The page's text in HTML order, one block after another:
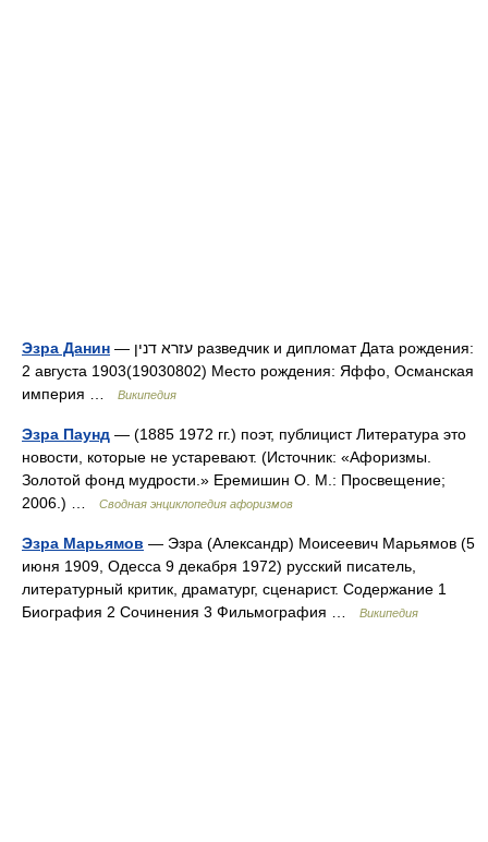
Эзра Данин — עזרא דנין разведчик и дипломат Дата рождения:
2 августа 1903(19030802) Место рождения: Яффо, Османская
империя …
Википедия
Эзра Паунд — (1885 1972 гг.) поэт, публицист Литература это
новости, которые не устаревают. (Источник: «Афоризмы.
Золотой фонд мудрости.» Еремишин О. М.: Просвещение;
2006.) …
Сводная энциклопедия афоризмов
Эзра Марьямов — Эзра (Александр) Моисеевич Марьямов (5
июня 1909, Одесса 9 декабря 1972) русский писатель,
литературный критик, драматург, сценарист. Содержание 1
Биография 2 Сочинения 3 Фильмография …
Википедия